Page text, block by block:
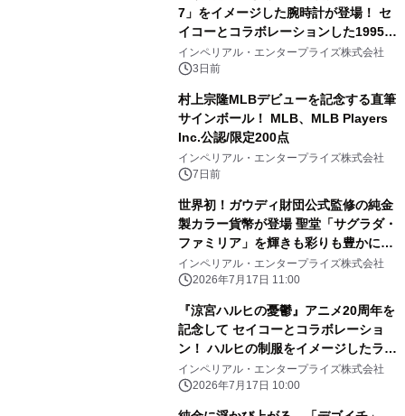
7」をイメージした腕時計が登場！ セ
イコーとコラボレーションした1995点
の限定モデル
インペリアル・エンタープライズ株式会社
3日前
村上宗隆MLBデビューを記念する直筆
サインボール！ MLB、MLB Players
Inc.公認/限定200点
インペリアル・エンタープライズ株式会社
7日前
世界初！ガウディ財団公式監修の純金
製カラー貨幣が登場 聖堂「サグラダ・
ファミリア」を輝きも彩りも豊かに表
現
インペリアル・エンタープライズ株式会社
2026年7月17日 11:00
『涼宮ハルヒの憂鬱』アニメ20周年を
記念して セイコーとコラボレーショ
ン！ ハルヒの制服をイメージしたライ
トブルーの腕時計が登場
インペリアル・エンタープライズ株式会社
2026年7月17日 10:00